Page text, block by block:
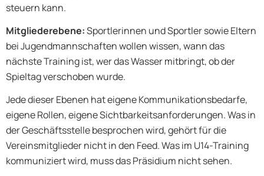
steuern kann.
Mitgliederebene:Sportlerinnen und Sportler sowie Eltern
bei Jugendmannschaften wollen wissen, wann das
nächste Training ist, wer das Wasser mitbringt, ob der
Spieltag verschoben wurde.
Jede dieser Ebenen hat eigene Kommunikationsbedarfe,
eigene Rollen, eigene Sichtbarkeitsanforderungen. Was in
der Geschäftsstelle besprochen wird, gehört für die
Vereinsmitglieder nicht in den Feed. Was im U14-Training
kommuniziert wird, muss das Präsidium nicht sehen.